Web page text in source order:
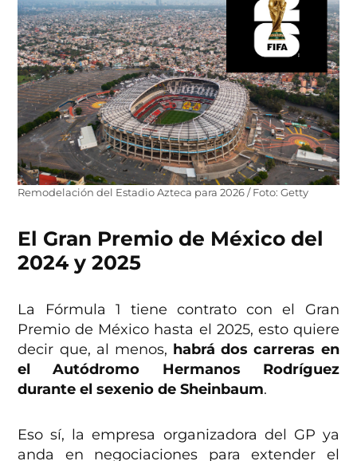
Remodelación del Estadio Azteca para 2026 / Foto: Getty
El Gran Premio de México del
2024 y 2025
La Fórmula 1 tiene contrato con el Gran
Premio de México hasta el 2025, esto quiere
decir que, al menos, habrá dos carreras en
el Autódromo Hermanos Rodríguez
durante el sexenio de Sheinbaum.
Eso sí, la empresa organizadora del GP ya
anda en negociaciones para extender el